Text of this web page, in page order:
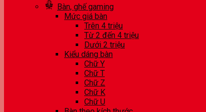
Bàn, ghế gaming
Mức giá bàn
Trên 4 triệu
Từ 2 đến 4 triệu
Dưới 2 triệu
Kiểu dáng bàn
Chữ Y
Chữ T
Chữ Z
Chữ K
Chữ U